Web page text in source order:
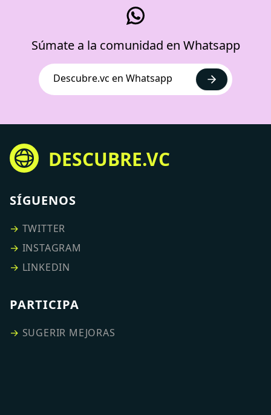
Súmate a la comunidad en Whatsapp
Descubre.vc en Whatsapp
DESCUBRE.VC
SÍGUENOS
→ TWITTER
→ INSTAGRAM
→ LINKEDIN
PARTICIPA
→ SUGERIR MEJORAS